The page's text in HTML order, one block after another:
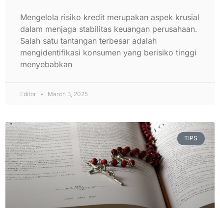
Mengelola risiko kredit merupakan aspek krusial
dalam menjaga stabilitas keuangan perusahaan.
Salah satu tantangan terbesar adalah
mengidentifikasi konsumen yang berisiko tinggi
menyebabkan
Editor March 3, 2025
TIPS